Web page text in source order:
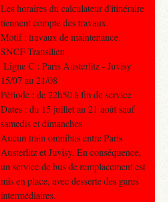
Les horaires du calculateur d'itinéraire
tiennent compte des travaux.
Motif : travaux de maintenance.
SNCF Transilien
Ligne C : Paris Austerlitz - Juvisy
15/07 au 21/08
Période : de 22h50 à fin de service
Dates : du 15 juillet au 21 août sauf
samedis et dimanches
Aucun train omnibus entre Paris
Austerlitz et Juvisy. En conséquence,
un service de bus de remplacement est
mis en place, avec desserte des gares
intermédiaires.